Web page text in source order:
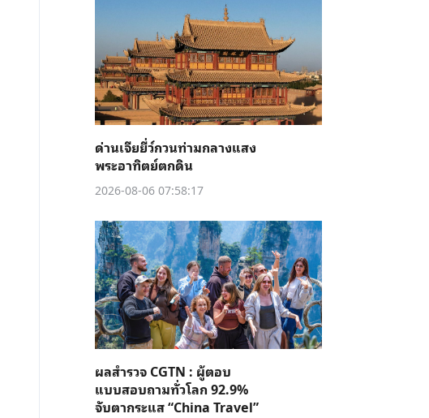
ด่านเจียยี่ว์กวนท่ามกลางแสง
พระอาทิตย์ตกดิน
2026-08-06 07:58:17
ผลสำรวจ CGTN : ผู้ตอบ
แบบสอบถามทั่วโลก 92.9%
จับตากระแส “China Travel”